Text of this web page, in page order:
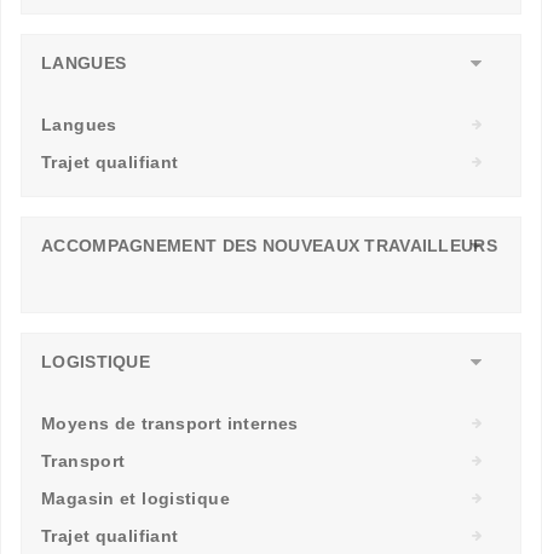
LANGUES
Langues
Trajet qualifiant
ACCOMPAGNEMENT DES NOUVEAUX TRAVAILLEURS
LOGISTIQUE
Moyens de transport internes
Transport
Magasin et logistique
Trajet qualifiant